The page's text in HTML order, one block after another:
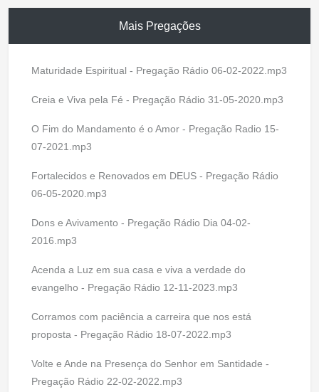
Mais Pregações
Maturidade Espiritual - Pregação Rádio 06-02-2022.mp3
Creia e Viva pela Fé - Pregação Rádio 31-05-2020.mp3
O Fim do Mandamento é o Amor - Pregação Radio 15-
07-2021.mp3
Fortalecidos e Renovados em DEUS - Pregação Rádio
06-05-2020.mp3
Dons e Avivamento - Pregação Rádio Dia 04-02-
2016.mp3
Acenda a Luz em sua casa e viva a verdade do
evangelho - Pregação Rádio 12-11-2023.mp3
Corramos com paciência a carreira que nos está
proposta - Pregação Rádio 18-07-2022.mp3
Volte e Ande na Presença do Senhor em Santidade -
Pregação Rádio 22-02-2022.mp3